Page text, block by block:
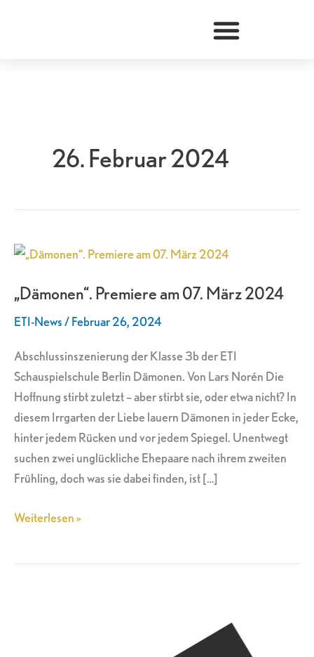
26. Februar 2024
„Dämonen“. Premiere am 07. März 2024
ETI-News/Februar 26, 2024
Abschlussinszenierung der Klasse 3b der ETI
Schauspielschule Berlin Dämonen. Von Lars Norén Die
Hoffnung stirbt zuletzt – aber stirbt sie, oder etwa nicht? In
diesem Irrgarten der Liebe lauern Dämonen in jeder Ecke,
hinter jedem Rücken und vor jedem Spiegel. Unentwegt
suchen zwei unglückliche Ehepaare nach ihrem zweiten
Frühling, doch was sie dabei finden, ist […]
„Dämonen“.
am
2024
Weiterlesen »